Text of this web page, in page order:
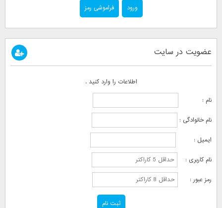
فراموشی رمز
عضویت در سایت
اطلاعات را وارد کنید .
نام :
نام خانوادگی :
ایمیل :
نام کاربری :
رمز عبور :